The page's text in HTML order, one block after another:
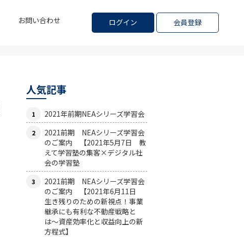
ログイン 会員登録
お問い合わせ
人気記事
2021年前期NEAシリーズ学習会
2021前期 NEAシリーズ学習会
のご案内 【2021年5月7日 教
えて学習塾の集客×デジタル社
会の学習塾
2021前期 NEAシリーズ学習会
のご案内 【2021年6月11日
生き残りのための新視点！事業
継承にも有利な不動産戦略と
は〜資産効率化と収益向上の新
方程式】